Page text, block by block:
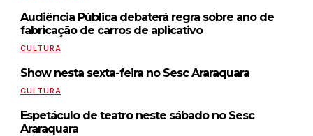
Audiência Pública debaterá regra sobre ano de
fabricação de carros de aplicativo
CULTURA
Show nesta sexta-feira no Sesc Araraquara
CULTURA
Espetáculo de teatro neste sábado no Sesc
Araraquara